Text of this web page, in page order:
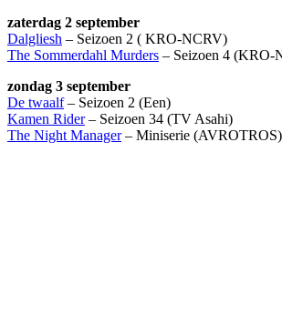
zaterdag 2 september
Dalgliesh – Seizoen 2 ( KRO-NCRV)
The Sommerdahl Murders – Seizoen 4 (KRO-
zondag 3 september
De twaalf– Seizoen 2 (Een)
Kamen Rider– Seizoen 34 (TV Asahi)
The Night Manager– Miniserie (AVROTROS)